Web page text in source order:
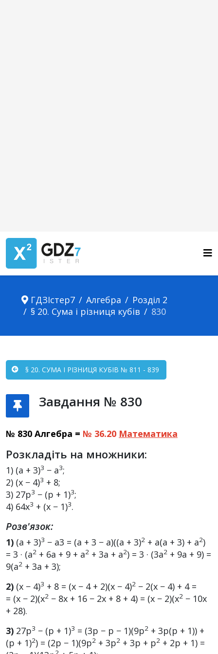
ГДЗІстер7 Алгебра
Розділ 2
§ 20. Сума і різниця кубів
830
§ 20. СУМА І РІЗНИЦЯ КУБІВ № 811 - 839
Завдання № 830
№ 830 Алгебра = № 36.20 Математика
Розкладіть на множники:
1) (a + 3)3 − a3;
2) (x − 4)3 + 8;
3) 27p3 − (p + 1)3;
4) 64x3 + (x − 1)3.
Розв'язок:
1) (a + 3)3 − a3 = (a + 3 − a)((a + 3)2 + a(a + 3) + a2)
= 3 · (a2 + 6a + 9 + a2 + 3a + a2) = 3 · (3a2 + 9a + 9) =
9(a2 + 3a + 3);
2) (x − 4)3 + 8 = (x − 4 + 2)(x − 4)2 − 2(x − 4) + 4 =
= (x − 2)(x2 − 8x + 16 − 2x + 8 + 4) = (x − 2)(x2 − 10x
+ 28).
3) 27p3 − (p + 1)3 = (3p − p − 1)(9p2 + 3p(p + 1)) +
(p + 1)2) = (2p − 1)(9p2 + 3p2 + 3p + p2 + 2p + 1) =